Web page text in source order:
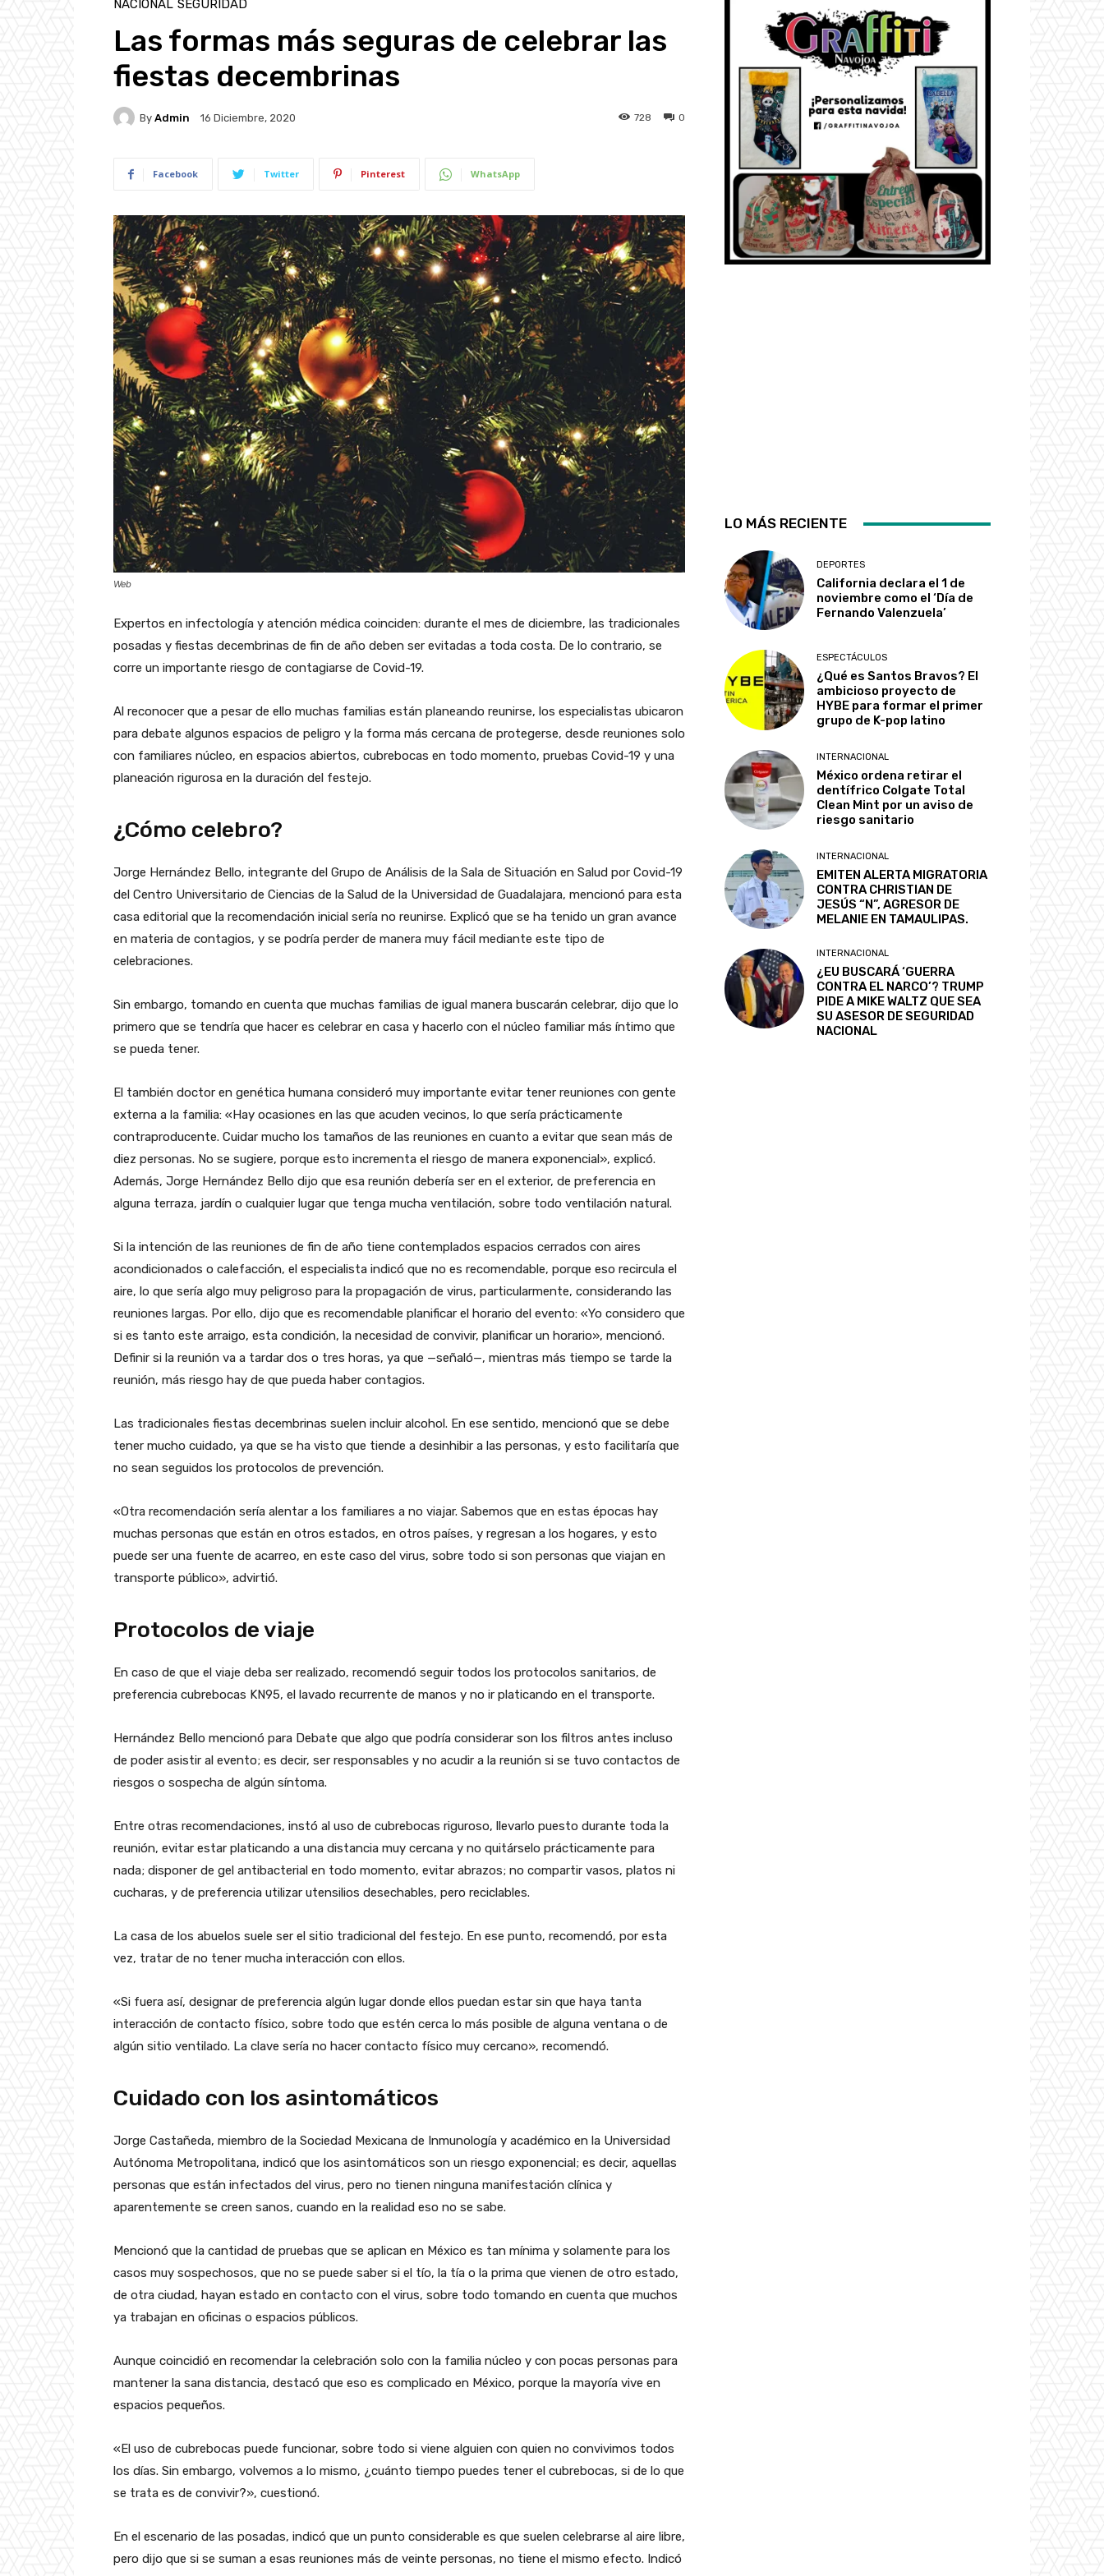
NACIONAL SEGURIDAD
Las formas más seguras de celebrar las
fiestas decembrinas
By Admin 16 Diciembre, 2020 0
728
Facebook Twitter Pinterest WhatsApp
Web
Expertos en infectología y atención médica coinciden: durante el mes de diciembre, las tradicionales
posadas y fiestas decembrinas de fin de año deben ser evitadas a toda costa. De lo contrario, se
corre un importante riesgo de contagiarse de Covid-19.
Al reconocer que a pesar de ello muchas familias están planeando reunirse, los especialistas ubicaron
para debate algunos espacios de peligro y la forma más cercana de protegerse, desde reuniones solo
con familiares núcleo, en espacios abiertos, cubrebocas en todo momento, pruebas Covid-19 y una
planeación rigurosa en la duración del festejo.
¿Cómo celebro?
Jorge Hernández Bello, integrante del Grupo de Análisis de la Sala de Situación en Salud por Covid-19
del Centro Universitario de Ciencias de la Salud de la Universidad de Guadalajara, mencionó para esta
casa editorial que la recomendación inicial sería no reunirse. Explicó que se ha tenido un gran avance
en materia de contagios, y se podría perder de manera muy fácil mediante este tipo de
celebraciones.
Sin embargo, tomando en cuenta que muchas familias de igual manera buscarán celebrar, dijo que lo
primero que se tendría que hacer es celebrar en casa y hacerlo con el núcleo familiar más íntimo que
se pueda tener.
El también doctor en genética humana consideró muy importante evitar tener reuniones con gente
externa a la familia: «Hay ocasiones en las que acuden vecinos, lo que sería prácticamente
contraproducente. Cuidar mucho los tamaños de las reuniones en cuanto a evitar que sean más de
diez personas. No se sugiere, porque esto incrementa el riesgo de manera exponencial», explicó.
Además, Jorge Hernández Bello dijo que esa reunión debería ser en el exterior, de preferencia en
alguna terraza, jardín o cualquier lugar que tenga mucha ventilación, sobre todo ventilación natural.
Si la intención de las reuniones de fin de año tiene contemplados espacios cerrados con aires
acondicionados o calefacción, el especialista indicó que no es recomendable, porque eso recircula el
aire, lo que sería algo muy peligroso para la propagación de virus, particularmente, considerando las
reuniones largas. Por ello, dijo que es recomendable planificar el horario del evento: «Yo considero que
si es tanto este arraigo, esta condición, la necesidad de convivir, planificar un horario», mencionó.
Definir si la reunión va a tardar dos o tres horas, ya que —señaló—, mientras más tiempo se tarde la
reunión, más riesgo hay de que pueda haber contagios.
Las tradicionales fiestas decembrinas suelen incluir alcohol. En ese sentido, mencionó que se debe
tener mucho cuidado, ya que se ha visto que tiende a desinhibir a las personas, y esto facilitaría que
no sean seguidos los protocolos de prevención.
«Otra recomendación sería alentar a los familiares a no viajar. Sabemos que en estas épocas hay
muchas personas que están en otros estados, en otros países, y regresan a los hogares, y esto
puede ser una fuente de acarreo, en este caso del virus, sobre todo si son personas que viajan en
transporte público», advirtió.
Protocolos de viaje
En caso de que el viaje deba ser realizado, recomendó seguir todos los protocolos sanitarios, de
preferencia cubrebocas KN95, el lavado recurrente de manos y no ir platicando en el transporte.
Hernández Bello mencionó para Debate que algo que podría considerar son los filtros antes incluso
de poder asistir al evento; es decir, ser responsables y no acudir a la reunión si se tuvo contactos de
riesgos o sospecha de algún síntoma.
Entre otras recomendaciones, instó al uso de cubrebocas riguroso, llevarlo puesto durante toda la
reunión, evitar estar platicando a una distancia muy cercana y no quitárselo prácticamente para
nada; disponer de gel antibacterial en todo momento, evitar abrazos; no compartir vasos, platos ni
cucharas, y de preferencia utilizar utensilios desechables, pero reciclables.
La casa de los abuelos suele ser el sitio tradicional del festejo. En ese punto, recomendó, por esta
vez, tratar de no tener mucha interacción con ellos.
«Si fuera así, designar de preferencia algún lugar donde ellos puedan estar sin que haya tanta
interacción de contacto físico, sobre todo que estén cerca lo más posible de alguna ventana o de
algún sitio ventilado. La clave sería no hacer contacto físico muy cercano», recomendó.
Cuidado con los asintomáticos
Jorge Castañeda, miembro de la Sociedad Mexicana de Inmunología y académico en la Universidad
Autónoma Metropolitana, indicó que los asintomáticos son un riesgo exponencial; es decir, aquellas
personas que están infectados del virus, pero no tienen ninguna manifestación clínica y
aparentemente se creen sanos, cuando en la realidad eso no se sabe.
Mencionó que la cantidad de pruebas que se aplican en México es tan mínima y solamente para los
casos muy sospechosos, que no se puede saber si el tío, la tía o la prima que vienen de otro estado,
de otra ciudad, hayan estado en contacto con el virus, sobre todo tomando en cuenta que muchos
ya trabajan en oficinas o espacios públicos.
Aunque coincidió en recomendar la celebración solo con la familia núcleo y con pocas personas para
mantener la sana distancia, destacó que eso es complicado en México, porque la mayoría vive en
espacios pequeños.
«El uso de cubrebocas puede funcionar, sobre todo si viene alguien con quien no convivimos todos
los días. Sin embargo, volvemos a lo mismo, ¿cuánto tiempo puedes tener el cubrebocas, si de lo que
se trata es de convivir?», cuestionó.
En el escenario de las posadas, indicó que un punto considerable es que suelen celebrarse al aire libre,
pero dijo que si se suman a esas reuniones más de veinte personas, no tiene el mismo efecto. Indicó
LO MÁS RECIENTE
DEPORTES
California declara el 1 de
noviembre como el ‘Día de
Fernando Valenzuela’
ESPECTÁCULOS
¿Qué es Santos Bravos? El
ambicioso proyecto de
HYBE para formar el primer
grupo de K-pop latino
INTERNACIONAL
México ordena retirar el
dentífrico Colgate Total
Clean Mint por un aviso de
riesgo sanitario
INTERNACIONAL
EMITEN ALERTA MIGRATORIA
CONTRA CHRISTIAN DE
JESÚS “N”, AGRESOR DE
MELANIE EN TAMAULIPAS.
INTERNACIONAL
¿EU BUSCARÁ ‘GUERRA
CONTRA EL NARCO’? TRUMP
PIDE A MIKE WALTZ QUE SEA
SU ASESOR DE SEGURIDAD
NACIONAL